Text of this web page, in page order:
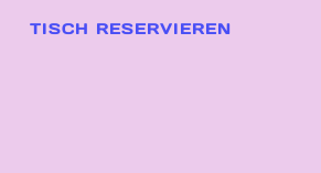
TISCH RESERVIEREN